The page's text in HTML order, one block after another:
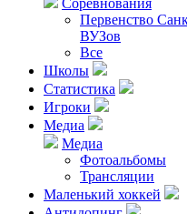
Первенство
ВУЗов
Все
Школы
Статистика
Игроки
Медиа
Медиа
Фотоальбомы
Трансляции
Маленький хоккей